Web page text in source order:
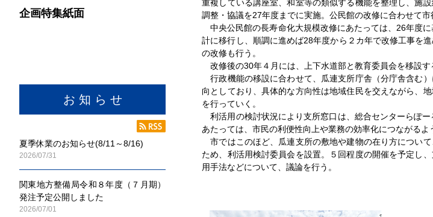
企画特集紙面
お 知 ら せ
夏季休業のお知らせ(8/11～8/16)
2026/07/31
関東地方整備局令和８年度（７月期）
発注予定公開しました
2026/07/01
重複している講座室、和室等の類似する機能を整理し、施
調整・協議を27年度までに実施。公民館の改修に合わせて市
中央公民館の長寿命化大規模改修にあたっては、26年度
計に移行し、順調に進めば28年度から２カ年で改修工事を
の改修も行う。
改修後の30年４月には、上下水道部と教育委員会を移設す
行政機能の移設に合わせて、瓜連支所庁舎（分庁舎含む
向としており、具体的な方向性は地域住民を交えながら、
を行っていく。
利活用の検討状況により支所窓口は、総合センターらぽ
あたっては、市民の利便性向上や業務の効率化につながるよ
市ではこのほど、瓜連支所の敷地や建物の在り方につい
ため、利活用検討委員会を設置。５回程度の開催を予定し
用手法などについて、議論を行う。